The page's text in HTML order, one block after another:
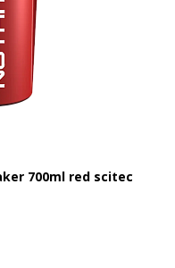
700ml red scitec